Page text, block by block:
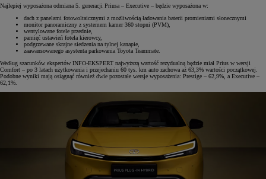
Najlepiej wyposażona odmiana 5. generacji Priusa – Executive – będzie wyposażona w:
dach z panelami fotowoltaicznymi z możliwością ładowania baterii promieniami słonecznymi
monitor panoramiczny z systemem kamer 360 stopni (PVM),
wentylowane fotele przednie,
pamięć ustawień fotela kierowcy,
podgrzewane skrajne siedzenia na tylnej kanapie,
zaawansowanego asystenta parkowania Toyota Teammate.
Według szacunków ekspertów INFO-EKSPERT najwyższą wartość rezydualną będzie miał Prius w wersji
Comfort – po 3 latach użytkowania i przejechaniu 60 tys. km auto zachowa aż 63,3% wartości początkowej.
Podobne wyniki mają osiągnąć również dwie pozostałe wersje wyposażenia: Prestige – 62,9%, a Executive –
62,1%.